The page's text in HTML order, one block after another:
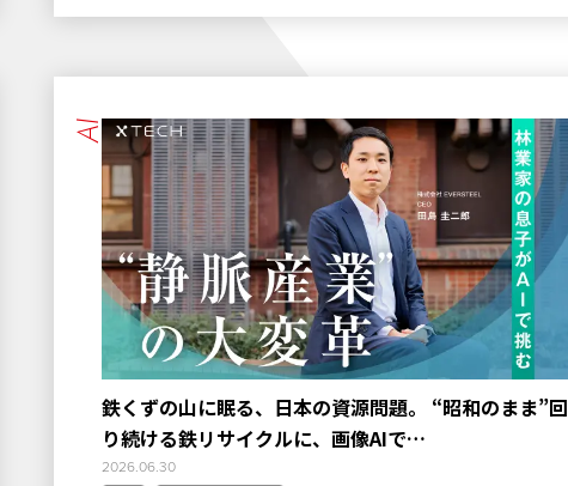
AI
鉄くずの山に眠る、日本の資源問題。 “昭和のまま”回
り続ける鉄リサイクルに、画像AIで…
2026.06.30